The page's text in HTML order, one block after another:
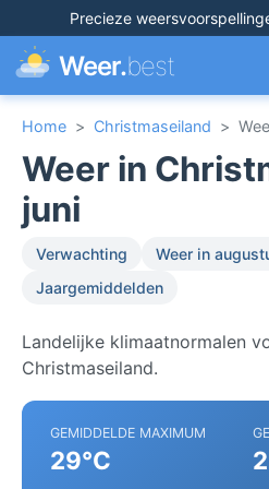
Precieze
Weer.best
Home > Christmaseiland >
Weer in
juni
Verwachting Weer in
Jaargemiddelden
Landelijke klimaatnormalen
Christmaseiland.
GEMIDDELDE MAXIMUM
29°C